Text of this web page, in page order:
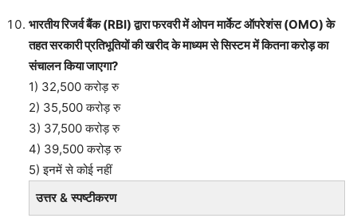
भारतीय रिजर्व बैंक (RBI) द्वारा फरवरी में ओपन मार्केट ऑपरेशंस (OMO) के
तहत सरकारी प्रतिभूतियों की खरीद के माध्यम से सिस्टम में कितना करोड़ का
संचालन किया जाएगा?
1) 32,500 करोड़ रु
2) 35,500 करोड़ रु
3) 37,500 करोड़ रु
4) 39,500 करोड़ रु
5) इनमें से कोई नहीं
उत्तर & स्पष्टीकरण